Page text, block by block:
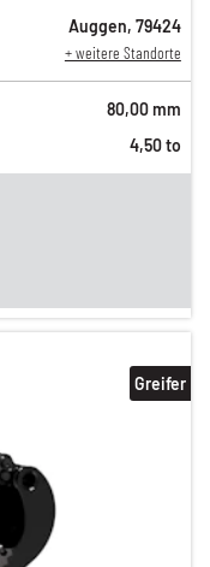
Auggen, 79424
+ weitere Standorte
80,00 mm
4,50 to
Greifer